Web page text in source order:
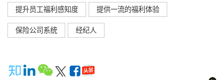
提升员工福利感知度 提供一流的福利体验
保险公司系统 经纪人